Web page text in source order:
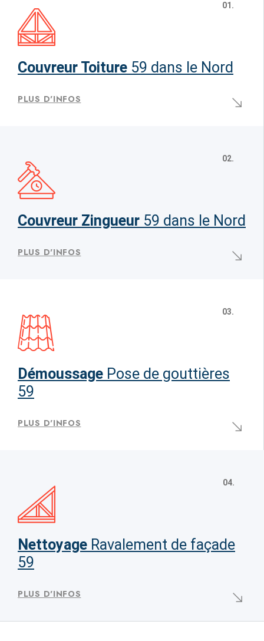
01.
Couvreur Toiture 59 dans le Nord
PLUS D'INFOS
02.
Couvreur Zingueur 59 dans le Nord
PLUS D'INFOS
03.
Démoussage Pose de gouttières
59
PLUS D'INFOS
04.
Nettoyage Ravalement de façade
59
PLUS D'INFOS